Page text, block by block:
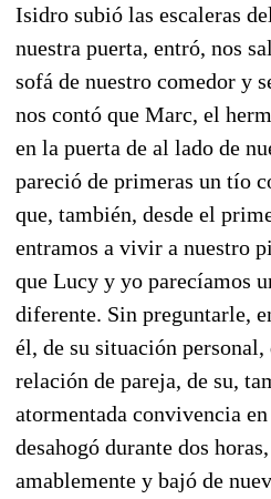
Isidro subió las escaleras
nuestra puerta, entró, nos
sofá de nuestro comedor y
nos contó que Marc, el
en la puerta de al lado de
pareció de primeras un tío
que, también, desde el
entramos a vivir a nuestro
que Lucy y yo parecíamos
diferente. Sin preguntarle,
él, de su situación
relación de pareja, de su,
atormentada convivencia
desahogó durante dos
amablemente y bajó de